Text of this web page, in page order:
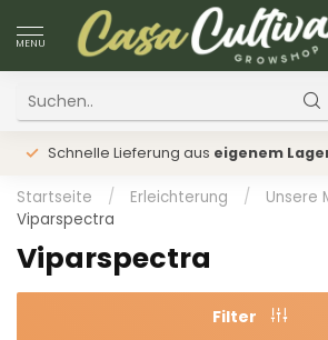
MENU
Schnelle Lieferung aus eigenem
Startseite / Erleichterung / Unsere
Viparspectra
Viparspectra
Filter